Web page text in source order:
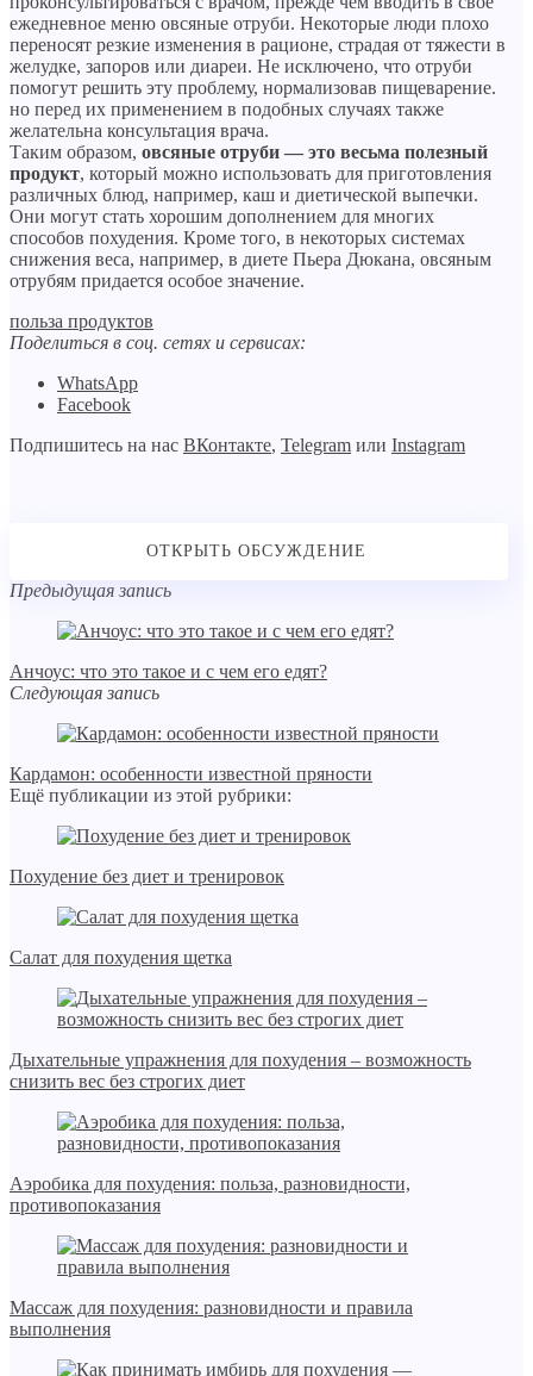
ежедневное меню овсяные отруби. Некоторые люди плохо
переносят резкие изменения в рационе, страдая от тяжести в
желудке, запоров или диареи. Не исключено, что отруби
помогут решить эту проблему, нормализовав пищеварение.
но перед их применением в подобных случаях также
желательна консультация врача.
Таким образом, овсяные отруби — это весьма полезный
продукт, который можно использовать для приготовления
различных блюд, например, каш и диетической выпечки.
Они могут стать хорошим дополнением для многих
способов похудения. Кроме того, в некоторых системах
снижения веса, например, в диете Пьера Дюкана, овсяным
отрубям придается особое значение.
польза продуктов
Поделиться в соц. сетях и сервисах:
WhatsApp
Facebook
Подпишитесь на нас ВКонтакте, Telegram или Instagram
Предыдущая запись
Анчоус: что это такое и с чем его едят?
Следующая запись
Кардамон: особенности известной пряности
Ещё публикации из этой рубрики:
Похудение без диет и тренировок
Салат для похудения щетка
Дыхательные упражнения для похудения – возможность
снизить вес без строгих диет
Аэробика для похудения: польза, разновидности,
противопоказания
Массаж для похудения: разновидности и правила
выполнения